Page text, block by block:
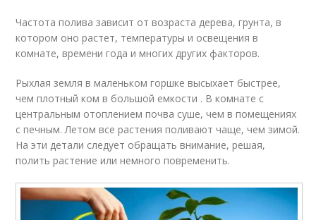
Частота полива зависит от возраста дерева, грунта, в
котором оно растет, температуры и освещения в
комнате, времени года и многих других факторов.
Рыхлая земля в маленьком горшке высыхает быстрее,
чем плотный ком в большой емкости . В комнате с
центральным отоплением почва суше, чем в помещениях
с печным. Летом все растения поливают чаще, чем зимой.
На эти детали следует обращать внимание, решая,
полить растение или немного повременить.